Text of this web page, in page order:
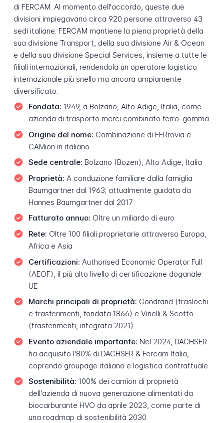
di FERCAM. Al momento dell'accordo, queste due
divisioni impiegavano circa 920 persone attraverso 43
sedi italiane. FERCAM mantiene la piena proprietà della
sua divisione Transport, della sua divisione Air & Ocean
e della sua divisione Special Services, insieme a tutte le
filiali internazionali, rendendola un operatore logistico
internazionale più snello ma ancora ampiamente
diversificato.
Fondata: 1949, a Bolzano, Alto Adige, Italia, come
azienda di trasporto merci combinato ferro-gomma
Origine del nome: Combinazione di FERrovia e
CAMion in italiano
Sede centrale: Bolzano (Bozen), Alto Adige, Italia
Proprietà: A conduzione familiare dalla famiglia
Baumgartner dal 1963; attualmente guidata da
Hannes Baumgartner dal 2017
Fatturato annuo: Oltre un miliardo di euro
Rete: Oltre 100 filiali proprietarie attraverso Europa,
Africa e Asia
Certificazioni: Authorised Economic Operator Full
(AEOF), il più alto livello di certificazione doganale
UE
Marchi principali di proprietà: Gondrand (traslochi
e trasferimenti, fondata 1866) e Vinelli & Scotto
(trasferimenti, integrata 2021)
Evento aziendale importante: Nel 2024, DACHSER
ha acquisito l'80% di DACHSER & Fercam Italia,
coprendo groupage italiano e logistica contrattuale
Sostenibilità: 100% dei camion di proprietà
dell'azienda di nuova generazione alimentati da
biocarburante HVO da aprile 2023, come parte di
una roadmap di sostenibilità 2030